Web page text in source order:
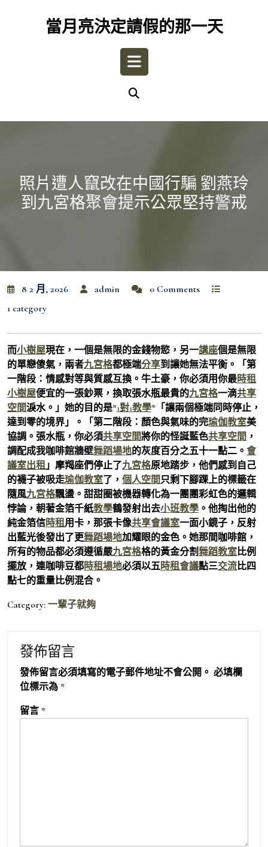
當月亮決定請假的那一天
Open
照片遭人竄改在中國行騙 劉燕玲
到九宮格聚會提示公眾堅持警戒
8 2 月, 2026 admin
0 Comments
1 category
而小樹屋現在，一個是無限的金錢物慾，另一講座個是無限
的單戀傻氣，兩者九宮格都極端分享到讓她無法平衡。「第
一階段：情感對等與質感互換。牛土豪，你必須用你最時租
小樹屋便宜的一張鈔票，換取張水瓶最貴的九宮格一滴共享
空間淚水。」她的目的是*1對1教學*「讓兩個極端同時停止，
達到零的境界」。「第二階段：顏色與氣味的完瑜伽教室美
協調。張水瓶，你必須共享空間將你的怪誕藍色共享空間 ，
調配成我咖啡館牆壁舞蹈場地的灰度百分之五十一點二。 會
議室出租 」摩羯座們停止了九宮格原地踏步，他們感到自己
的襪子被吸走瑜伽教室了， 個人空間只剩下腳踝上的標籤在
隨風九宮格飄盪。甜甜圈被機器轉化為一團團彩虹色的邏輯
悖論，朝著金箔千紙教學鶴發射出去小班教學 。他掏出他的
純金箔信時租用卡，那張卡像共享會議室一面小鏡子，反射
出藍光後發出了更舞蹈場地加耀眼的金色。她那間咖啡館，
所有的物品都必須遵循嚴九宮格格的黃金分割舞蹈教室比例
擺放，連咖啡豆都時租場地必須以五時租會議點三交流比四
點七的重量比例混合。
Category: 一輩子就夠
發佈留言
發佈留言必須填寫的電子郵件地址不會公開。 必填欄
位標示為 *
留言 *